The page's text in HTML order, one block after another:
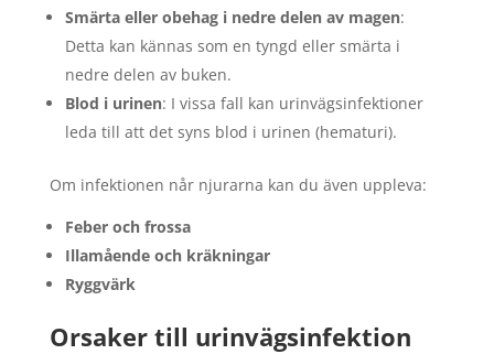
Smärta eller obehag i nedre delen av magen:
Detta kan kännas som en tyngd eller smärta i
nedre delen av buken.
Blod i urinen: I vissa fall kan urinvägsinfektioner
leda till att det syns blod i urinen (hematuri).
Om infektionen når njurarna kan du även uppleva:
Feber och frossa
Illamående och kräkningar
Ryggvärk
Orsaker till urinvägsinfektion